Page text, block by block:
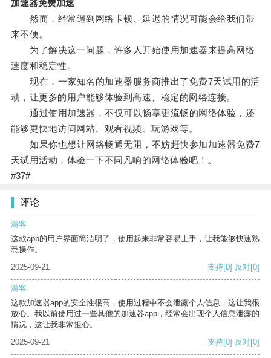
加速器免费加速
然而，经常遇到网络卡顿、延迟的情况可能会给我们带
来不便。
为了解决这一问题，许多人开始使用加速器来提高网络
速度和稳定性。
现在，一家知名的加速器服务商推出了免费7天试用的活
动，让更多的用户能够体验到高速、稳定的网络连接。
通过使用加速器，不仅可以畅享更流畅的网络体验，还
能够更快地访问网站、观看视频、玩游戏等。
如果你也想让网络畅通无阻，不妨赶快参加加速器免费7
天试用活动，体验一下不同凡响的网络体验吧！。
#37#
评论
游客
这款app的用户界面简洁明了，使用起来非常容易上手，让我能够快速熟
悉操作。
2025-09-21
支持[0] 反对[0]
游客
这款加速器app的安全性很高，使用过程中不会泄露个人信息，这让我很
放心。我以前使用过一些其他的加速器app，经常会出现个人信息泄露的
情况，这让我非常担心。
2025-09-21
支持[0] 反对[0]